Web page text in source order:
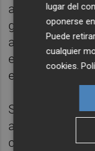
ahora que ha
gigante
arancelaria tan
económico
económicas
Según
aranceles del
crecimiento del
lugar del
oponerse
Puede
cualquier
cookies .